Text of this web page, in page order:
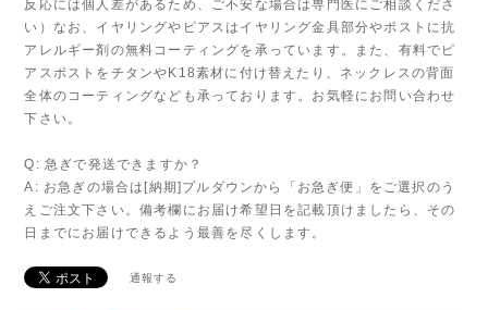
反応には個人差があるため、ご不安な場合は専門医にご相談くださ
い）なお、イヤリングやピアスはイヤリング金具部分やポストに抗
アレルギー剤の無料コーティングを承っています。また、有料でピ
アスポストをチタンやK18素材に付け替えたり、ネックレスの背面
全体のコーティングなども承っております。お気軽にお問い合わせ
下さい。
Q: 急ぎで発送できますか？
A: お急ぎの場合は[納期]プルダウンから「お急ぎ便」をご選択のう
えご注文下さい。備考欄にお届け希望日を記載頂けましたら、その
日までにお届けできるよう最善を尽くします。
通報する